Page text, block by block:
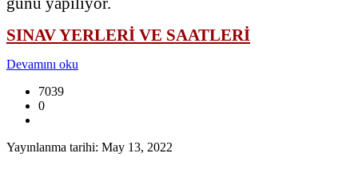
SINAV YERLERİ VE SAATLERİ
Devamını oku
7039
0
Yayınlanma tarihi: May 13, 2022